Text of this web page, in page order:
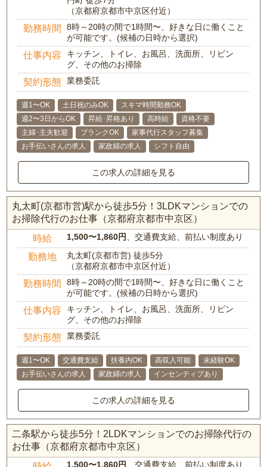
（京都府京都市中京区付近）
勤務時間
8時～20時の間で1時間〜、好きな日に働くこと
が可能です。(候補の日時から選択)
仕事内容
キッチン、トイレ、お風呂、洗面所、リビン
グ、その他のお掃除
契約形態 業務委託
週1〜OK 土日祝のみOK
スキマ時間勤務OK
週2〜3日からOK
昇給･昇格あり 高時給
資格不要
主婦･主夫歓迎
ブランクOK
家事代行スタッフ募集
お手伝いさんの求人
家政婦の求人 シフト自由
この求人の詳細を見る
丸太町(京都市営)駅から徒歩5分！3LDKマンションでの
お掃除代行のお仕事（京都府京都市中京区）
時給 1,500〜1,860円 、交通費支給、前払い制度あり
勤務地
丸太町(京都市営) 徒歩5分
（京都府京都市中京区付近）
勤務時間
8時～20時の間で1時間〜、好きな日に働くこと
が可能です。(候補の日時から選択)
仕事内容
キッチン、トイレ、お風呂、洗面所、リビン
グ、その他のお掃除
契約形態 業務委託
週1〜OK 交通費支給 扶養内OK 高収入可能
未経験OK
お手伝いさんの求人
家政婦の求人 インセンティブあり
この求人の詳細を見る
二条駅から徒歩5分！2LDKマンションでのお掃除代行の
お仕事（京都府京都市中京区）
1,500〜1,860円 、交通費支給、前払い制度あり